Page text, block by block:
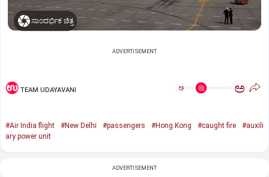
ಸಾಂದರ್ಭಿಕ ಚಿತ್ರ
ADVERTISEMENT
TEAM UDAYAVANI ಅ ಅ
#Air India flight #New Delhi #passengers #Hong Kong #caught fire
#auxili
ary power unit
ADVERTISEMENT